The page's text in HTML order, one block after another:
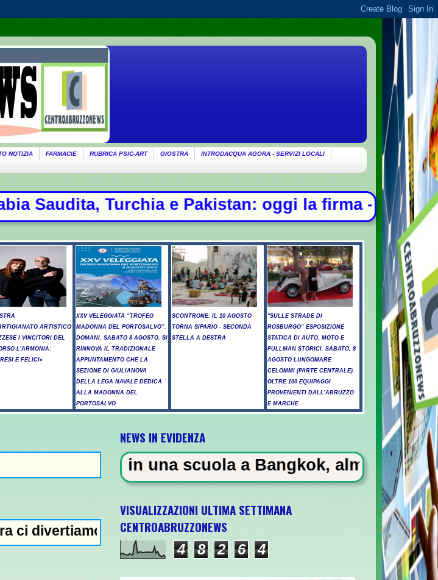
NOTIZIA FARMACIE RUBRICA PSIC-ART GIOSTRA
INTRODACQUA AGORA - SERVIZI LOCALI
e Pakistan: oggi la firma - Ondata di caldo per
ARTISTICO
I VINCITORI DEL
L’ARMONIA:
E FELICI»
XXV VELEGGIATA “TROFEO
MADONNA DEL PORTOSALVO”.
DOMANI, SABATO 8 AGOSTO, SI
RINNOVA IL TRADIZIONALE
APPUNTAMENTO CHE LA
SEZIONE DI GIULIANOVA
DELLA LEGA NAVALE DEDICA
ALLA MADONNA DEL
PORTOSALVO
SCONTRONE: IL 10 AGOSTO
TORNA SIPARIO - SECONDA
STELLA A DESTRA
"SULLE STRADE DI
ROSBURGO” ESPOSIZIONE
STATICA DI AUTO, MOTO E
PULLMAN STORICI. SABATO, 8
AGOSTO LUNGOMARE
CELOMMI (PARTE CENTRALE).
OLTRE 100 EQUIPAGGI
PROVENIENTI DALL’ABRUZZO
E MARCHE
in staffetta"- L'Italia U21 il 5 ottobre a Pescara l'ultima gara
NEWS IN EVIDENZA
in una scuola a Bangkok, almeno 6 morti
VISUALIZZAZIONI ULTIMA SETTIMANA
CENTROABRUZZONEWS
4 8 2 6 4